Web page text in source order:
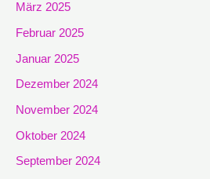
März 2025
Februar 2025
Januar 2025
Dezember 2024
November 2024
Oktober 2024
September 2024